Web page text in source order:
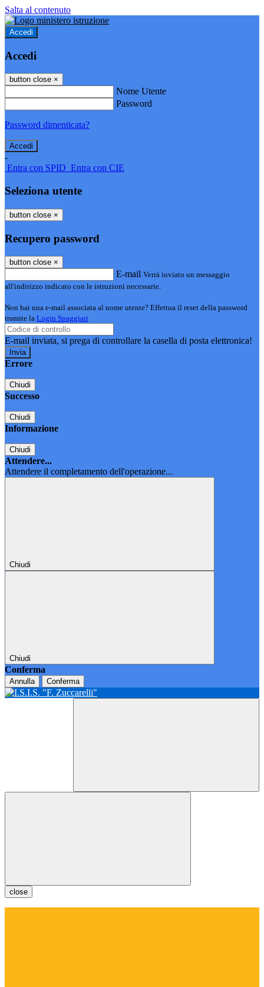
Salta al contenuto
Accedi
Accedi
button close ×
Nome Utente
Password
Password dimenticata?
-
Entra con SPID Entra con CIE
Seleziona utente
button close ×
Recupero password
button close ×
E-mail Verrà inviato un messaggio
all'indirizzo indicato con le istruzioni necessarie.
Non hai una e-mail associata al nome utente? Effettua il reset della password
tramite la Login Spaggiari
E-mail inviata, si prega di controllare la casella di posta elettronica!
Errore
Chiudi
Successo
Chiudi
Informazione
Chiudi
Attendere...
Attendere il completamento dell'operazione...
Chiudi
Chiudi
Conferma
Annulla Conferma
close